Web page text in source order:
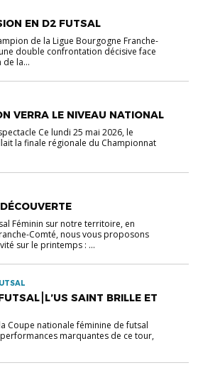
EN D2 FUTSAL
de la Ligue Bourgogne Franche-
double confrontation décisive face
de la...
VERRA LE NIVEAU NATIONAL
Ce lundi 25 mai 2026, le
la finale régionale du Championnat
Féminin sur notre territoire, en
Comté, nous vous proposons
sur le printemps : ...
SAINT BRILLE ET
Coupe nationale féminine de futsal
marquantes de ce tour,